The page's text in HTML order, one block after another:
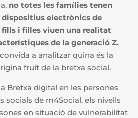
no totes les famílies tenen
dispositius electrònics de
fills i filles viuen una realitat
de la generació Z.
a analitzar quina és la
fruit de la bretxa social.
Bretxa digital en les persones
socials de m4Social, els nivells
en situació de vulnerabilitat